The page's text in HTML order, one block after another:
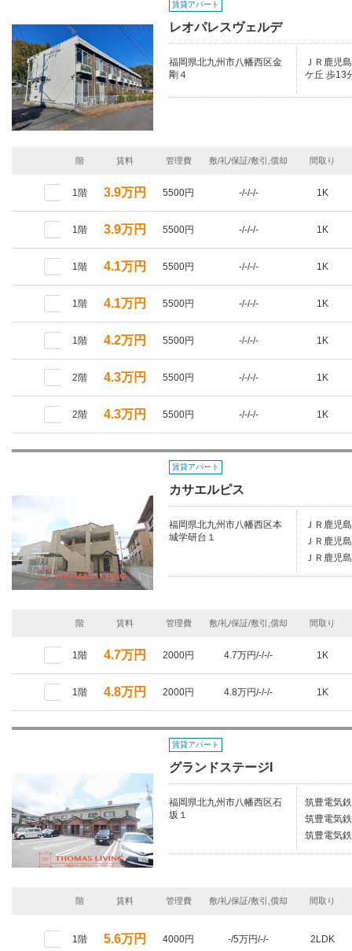
賃貸アパート
レオパレスヴェルデ
福岡県北九州市八幡西区金
剛４
ＪＲ鹿児
ケ丘 歩13
階 賃料 管理費 敷/礼/保証/敷引,償却 間取り
1階 3.9万円 5500円 -/-/-/- 1K
1階 3.9万円 5500円 -/-/-/- 1K
1階 4.1万円 5500円 -/-/-/- 1K
1階 4.1万円 5500円 -/-/-/- 1K
1階 4.2万円 5500円 -/-/-/- 1K
2階 4.3万円 5500円 -/-/-/- 1K
2階 4.3万円 5500円 -/-/-/- 1K
賃貸アパート
カサエルピス
福岡県北九州市八幡西区本
城学研台１
ＪＲ鹿児
ＪＲ鹿児
ＪＲ鹿児
階 賃料 管理費 敷/礼/保証/敷引,償却 間取り
1階 4.7万円 2000円 4.7万円/-/-/- 1K
1階 4.8万円 2000円 4.8万円/-/-/- 1K
賃貸アパート
グランドステージI
福岡県北九州市八幡西区石
坂１
筑豊電気
筑豊電気
筑豊電気
階 賃料 管理費 敷/礼/保証/敷引,償却 間取り
1階 5.6万円 4000円 -/5万円/-/- 2LDK